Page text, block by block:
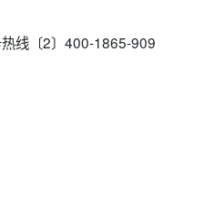
线〔2〕400-1865-909